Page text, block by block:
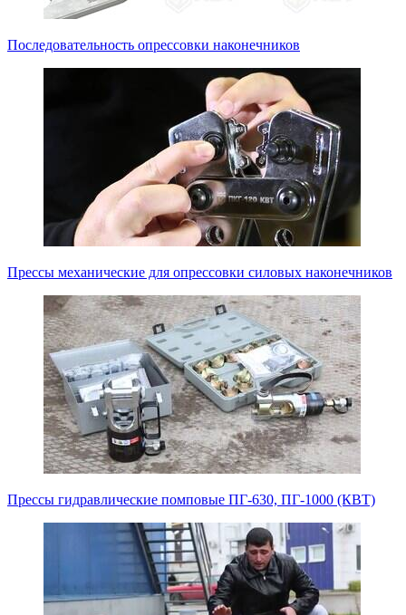
Последовательность опрессовки наконечников
Прессы механические для опрессовки силовых наконечников
Прессы гидравлические помповые ПГ-630, ПГ-1000 (КВТ)